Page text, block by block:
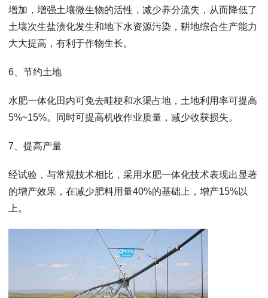
增加，增强土壤微生物的活性，减少养分流失，从而降低了
土壤次生盐渍化发生和地下水资源污染，耕地综合生产能力
大大提高，有利于作物生长。
6、节约土地
水肥一体化田内可免去畦梗和水渠占地，土地利用率可提高
5%~15%。同时可提高机收作业质量，减少收获损失。
7、提高产量
经试验，与常规技术相比，采用水肥一体化技术表现出显著
的增产效果，在减少肥料用量40%的基础上，增产15%以
上。